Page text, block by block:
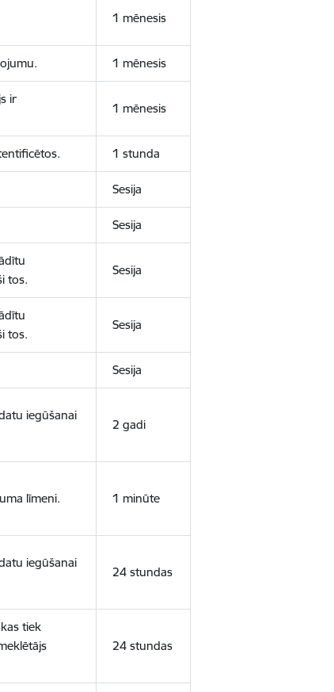
1 mēnesis
1 mēnesis
ir
1 mēnesis
1 stunda
Sesija
Sesija
tos.
Sesija
tos.
Sesija
Sesija
iegūšanai
2 gadi
līmeni. 1 minūte
iegūšanai
24 stundas
tiek
24 stundas